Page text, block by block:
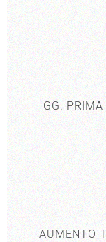
GG. PRIMA
AUMENTO